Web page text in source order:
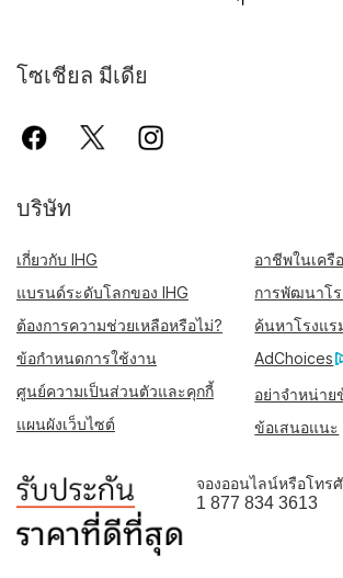
โซเชียล มีเดีย
บริษัท
เกี่ยวกับ IHG
อาชีพในเครื
แบรนด์ระดับโลกของ IHG
การพัฒนาโ
ต้องการความช่วยเหลือหรือไม่?
ค้นหาโรงแร
ข้อกำหนดการใช้งาน
AdChoices
ศูนย์ความเป็นส่วนตัวและคุกกี้
อย่าจำหน่า
แผนผังเว็บไซต์
ข้อเสนอแนะ
จองออนไลน์หรือโทร
1 877 834 3613